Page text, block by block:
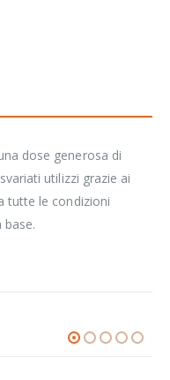
dose generosa di
utilizzi grazie ai
tutte le condizioni